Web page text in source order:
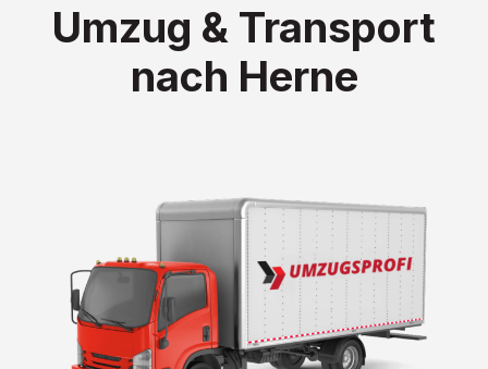
Umzug & Transport
nach Herne